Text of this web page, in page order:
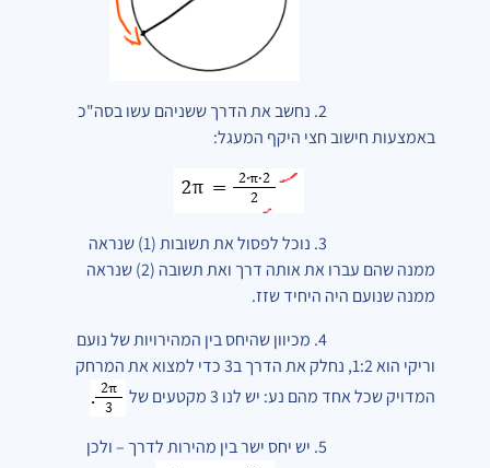
2. נחשב את הדרך ששניהם עשו בסה"כ
באמצעות חישוב חצי היקף המעגל:
3. נוכל לפסול את תשובות (1) שנראה
ממנה שהם עברו את אותה דרך ואת תשובה (2) שנראה
ממנה שנועם היה היחיד שזז.
4. מכיוון שהיחס בין המהירויות של נועם
וריקי הוא 1:2, נחלק את הדרך ב3 כדי למצוא את המרחק
המדויק שכל אחד מהם נע: יש לנו 3 מקטעים של
5. יש יחס ישר בין מהירות לדרך – ולכן